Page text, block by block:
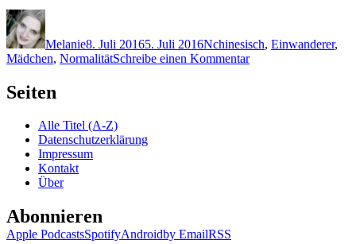
Autor
Melanie8. Juli 20165. Juli 2016Nchinesisch, Einwanderer,
Mädchen, NormalitätSchreibe einen Kommentarzu
Seiten
Alle Titel (A-Z)
Datenschutzerklärung
Impressum
Kontakt
Über
Abonnieren
Apple PodcastsSpotifyAndroidby EmailRSS